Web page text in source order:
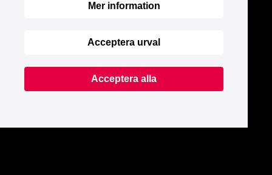
Mer information
Acceptera urval
Acceptera alla